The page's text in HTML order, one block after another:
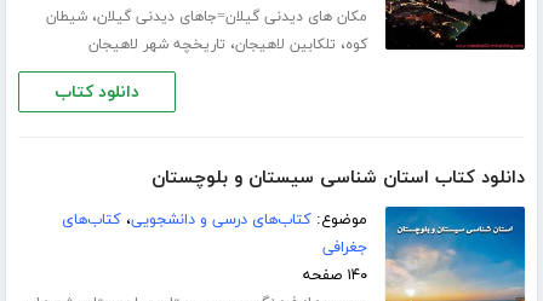
مکان های دیدنی گیلان=جاهای دیدنی گیلان،شیطان
کوه، تلکابین لاهیجان، تاریخچه شهر لاهیجان
دانلود کتاب
دانلود کتاب استان شناسی سیستان و بلوچستان
موضوع:کتاب‌های درسی و دانشجویی،کتاب‌های
جغرافی
۱۴۰ صفحه